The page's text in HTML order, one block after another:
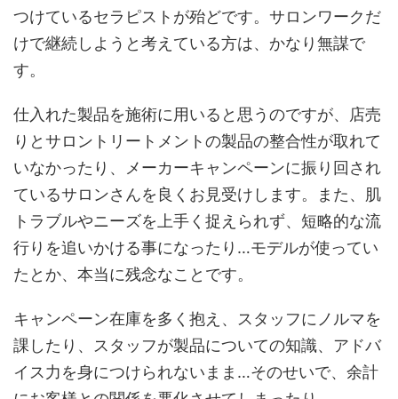
つけているセラピストが殆どです。サロンワークだ
けで継続しようと考えている方は、かなり無謀で
す。
仕入れた製品を施術に用いると思うのですが、店売
りとサロントリートメントの製品の整合性が取れて
いなかったり、メーカーキャンペーンに振り回され
ているサロンさんを良くお見受けします。また、肌
トラブルやニーズを上手く捉えられず、短略的な流
行りを追いかける事になったり…モデルが使ってい
たとか、本当に残念なことです。
キャンペーン在庫を多く抱え、スタッフにノルマを
課したり、スタッフが製品についての知識、アドバ
イス力を身につけられないまま…そのせいで、余計